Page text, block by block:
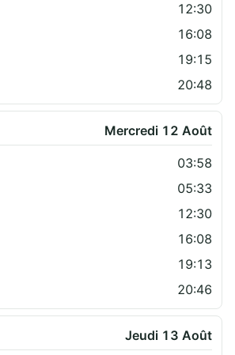
12:30
16:08
19:15
20:48
Mercredi 12 Août
03:58
05:33
12:30
16:08
19:13
20:46
Jeudi 13 Août